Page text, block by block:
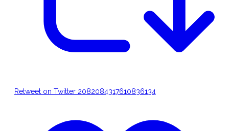
Retweet on Twitter 2082084317610836134